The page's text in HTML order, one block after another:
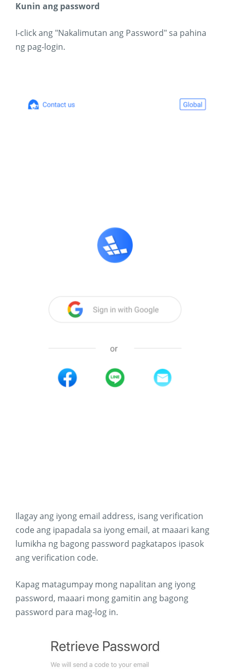
Kunin ang password
I-click ang "Nakalimutan ang Password" sa pahina
ng pag-login.
Ilagay ang iyong email address, isang verification
code ang ipapadala sa iyong email, at maaari kang
lumikha ng bagong password pagkatapos ipasok
ang verification code.
Kapag matagumpay mong napalitan ang iyong
password, maaari mong gamitin ang bagong
password para mag-log in.